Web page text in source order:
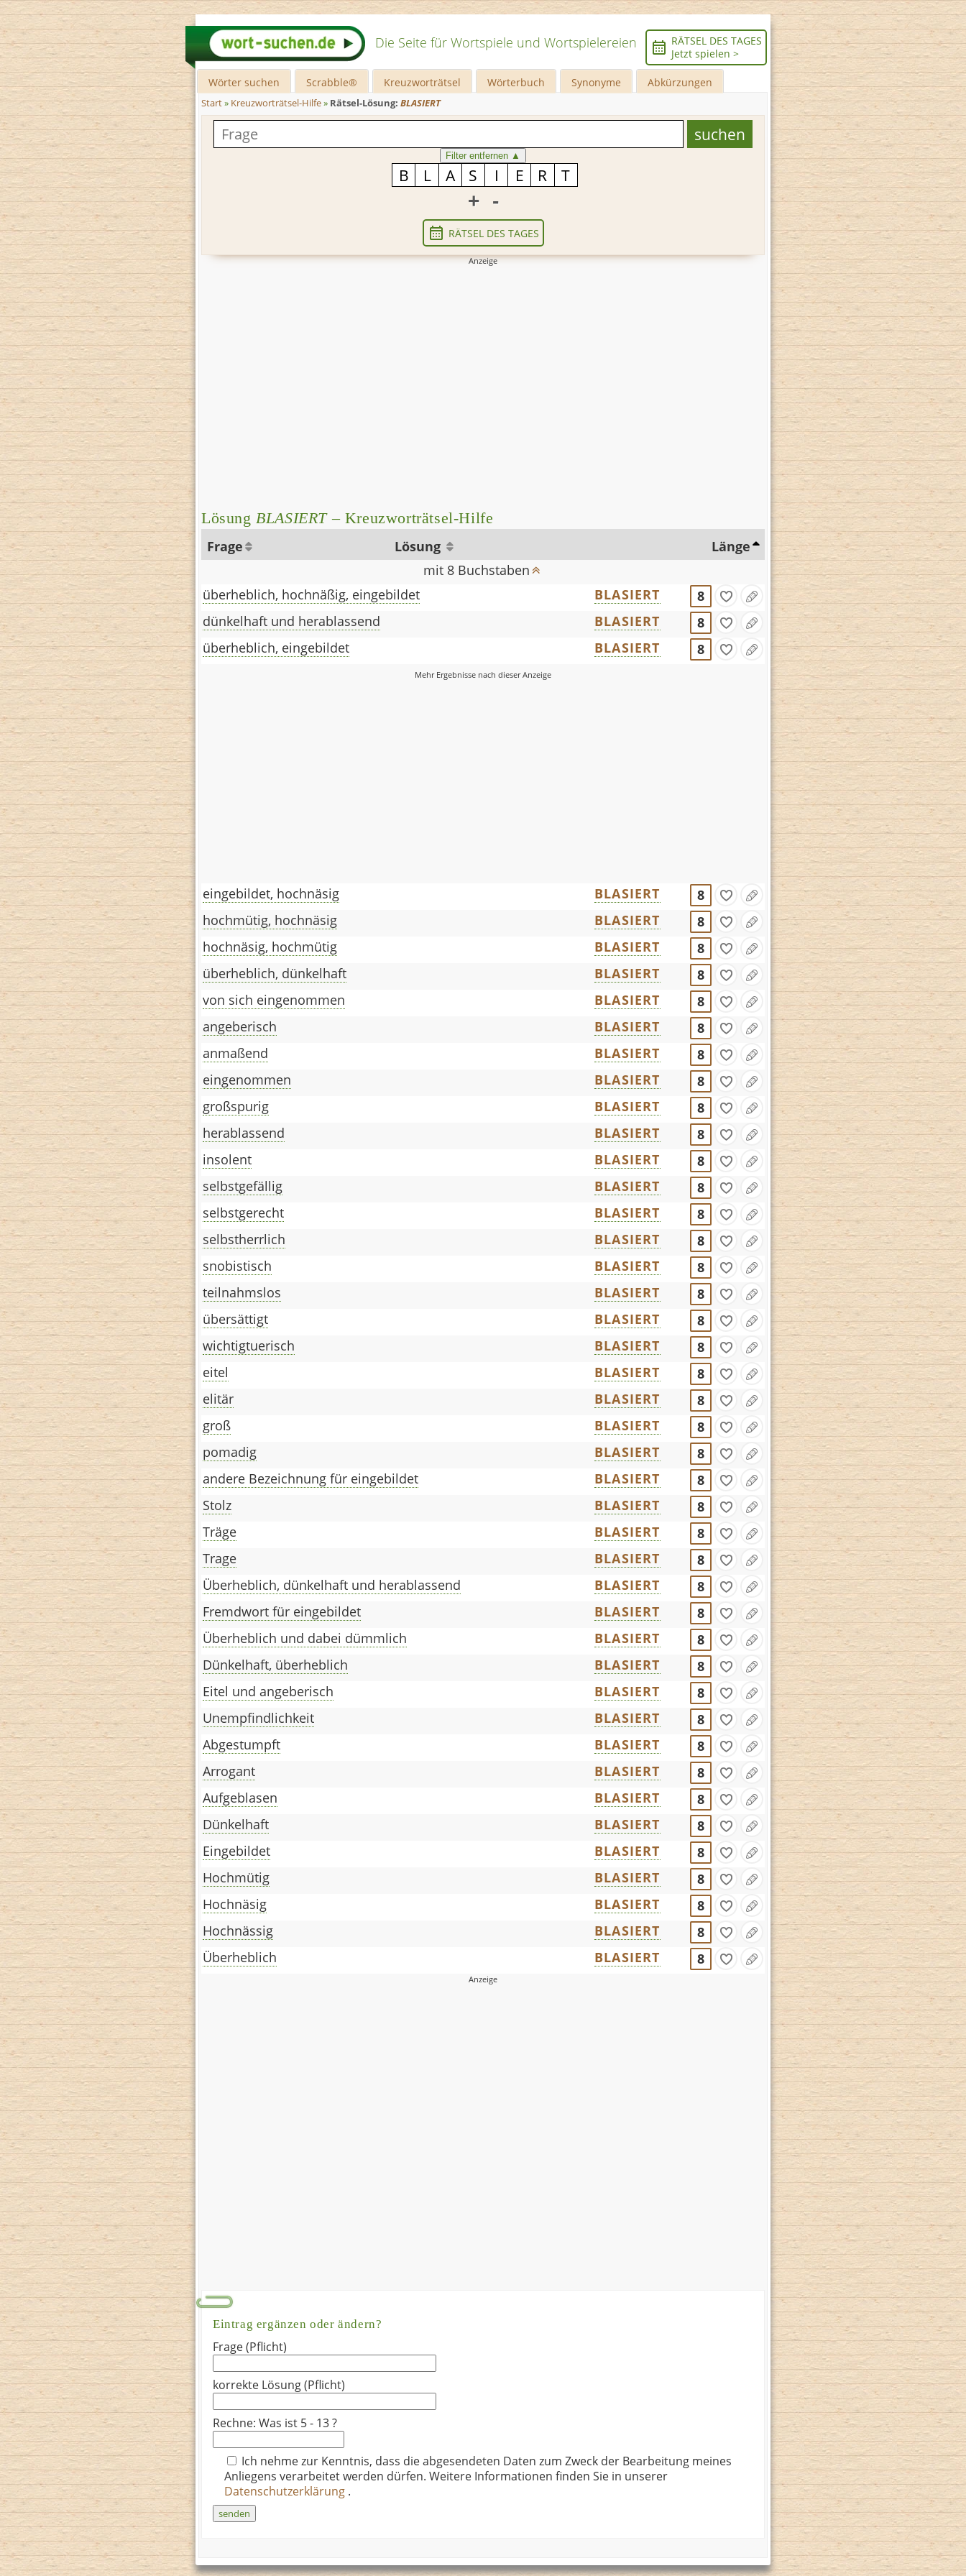
Die Seite für Wortspiele und Wortspielereien
RÄTSEL DES TAGES
Jetzt spielen >
Wörter suchen Scrabble® Kreuzworträtsel Wörterbuch Synonyme Abkürzungen
Start» Kreuzworträtsel-Hilfe» Rätsel-Lösung: BLASIERT
Filter entfernen ▲
+ -
RÄTSEL DES TAGES
LösungBLASIERT– Kreuzworträtsel-Hilfe
Frage Lösung
Länge
mit 8 Buchstaben
überheblich, hochnäßig, eingebildet
BLASIERT
8
dünkelhaft und herablassend
BLASIERT
8
überheblich, eingebildet
BLASIERT 8
eingebildet, hochnäsig BLASIERT
8
hochmütig, hochnäsig
BLASIERT
8
hochnäsig, hochmütig
BLASIERT
8
überheblich, dünkelhaft
BLASIERT
8
von sich eingenommen
BLASIERT
8
angeberisch
BLASIERT
8
anmaßend
BLASIERT
8
eingenommen
BLASIERT
8
großspurig
BLASIERT
8
herablassend
BLASIERT
8
insolent
BLASIERT
8
selbstgefällig
BLASIERT
8
selbstgerecht
BLASIERT
8
selbstherrlich
BLASIERT
8
snobistisch
BLASIERT
8
teilnahmslos
BLASIERT
8
übersättigt
BLASIERT
8
wichtigtuerisch
BLASIERT
8
eitel
BLASIERT
8
elitär
BLASIERT
8
groß
BLASIERT
8
pomadig
BLASIERT
8
andere Bezeichnung für eingebildet
BLASIERT
8
Stolz
BLASIERT
8
Träge
BLASIERT
8
Trage
BLASIERT
8
Überheblich, dünkelhaft und herablassend
BLASIERT
8
Fremdwort für eingebildet
BLASIERT
8
Überheblich und dabei dümmlich
BLASIERT
8
Dünkelhaft, überheblich
BLASIERT
8
Eitel und angeberisch
BLASIERT
8
Unempfindlichkeit
BLASIERT
8
Abgestumpft
BLASIERT
8
Arrogant
BLASIERT
8
Aufgeblasen
BLASIERT
8
Dünkelhaft
BLASIERT
8
Eingebildet
BLASIERT
8
Hochmütig
BLASIERT
8
Hochnäsig
BLASIERT
8
Hochnässig
BLASIERT
8
Überheblich
BLASIERT 8
Eintrag ergänzen oder ändern?
Frage (Pflicht)
korrekte Lösung (Pflicht)
Rechne: Was ist 5 - 13 ?
Ich nehme zur Kenntnis, dass die abgesendeten Daten zum Zweck der Bearbeitung meines
Anliegens verarbeitet werden dürfen. Weitere Informationen finden Sie in unserer
Datenschutzerklärung .